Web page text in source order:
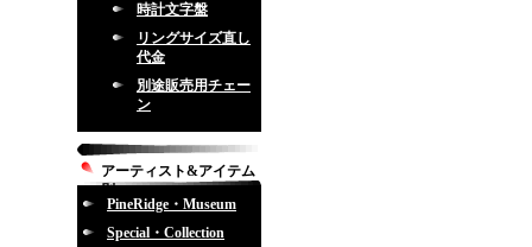
時計文字盤
リングサイズ直し
代金
別途販売用チェー
ン
アーティスト&アイテム
別
PineRidge・Museum
Special・Collection